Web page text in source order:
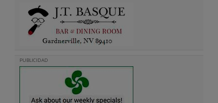
PUBLICIDAD